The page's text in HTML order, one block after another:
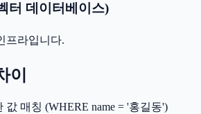
터 데이터베이스)
프라입니다.
이
값 매칭 (WHERE name = '홍길동')